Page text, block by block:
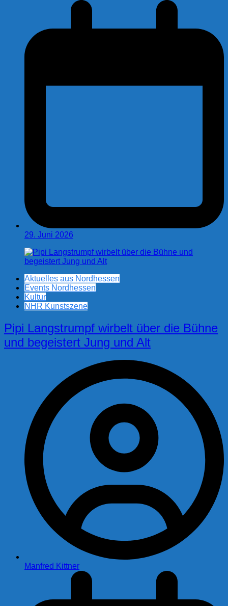
29. Juni 2026
Aktuelles aus Nordhessen
Events Nordhessen
Kultur
NHR Kunstszene
Pipi Langstrumpf wirbelt über die Bühne
und begeistert Jung und Alt
Manfred Kittner